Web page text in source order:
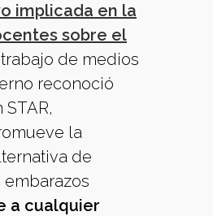
implicada en la
sobre el
de medios
reconoció
la
de
a cualquier